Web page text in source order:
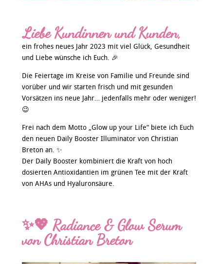
Liebe Kundinnen und Kunden,
ein frohes neues Jahr 2023 mit viel Glück, Gesundheit
und Liebe wünsche ich Euch. 🎉
Die Feiertage im Kreise von Familie und Freunde sind
vorüber und wir starten frisch und mit gesunden
Vorsätzen ins neue Jahr… jedenfalls mehr oder weniger!
😉
Frei nach dem Motto „Glow up your Life“ biete ich Euch
den neuen Daily Booster Illuminator von Christian
Breton an. ✨
Der Daily Booster kombiniert die Kraft von hoch
dosierten Antioxidantien im grünen Tee mit der Kraft
von AHAs und Hyaluronsäure.
✨💖 Radiance & Glow Serum
von Christian Breton